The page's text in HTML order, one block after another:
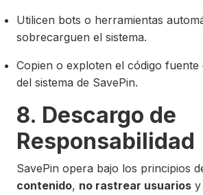
Utilicen bots o herramientas
sobrecarguen el sistema.
Copien o exploten el código
del sistema de SavePin.
8. Descargo de
Responsabilidad
SavePin opera bajo los principios
contenido, no rastrear usuariosy